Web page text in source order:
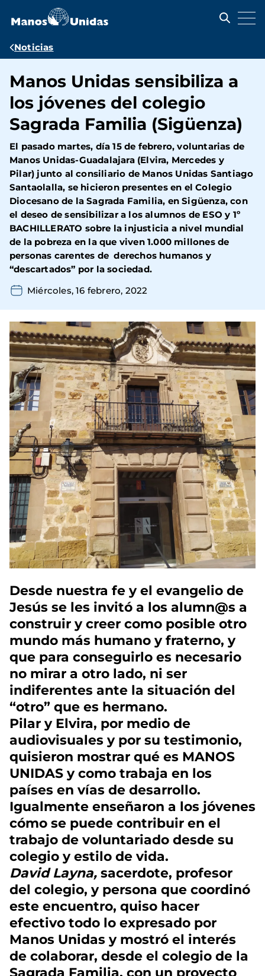
contenido
Ruta
navegación
Noticias
Manos Unidas sensibiliza a
los jóvenes del colegio
Sagrada Familia (Sigüenza)
El pasado martes, día 15 de febrero, voluntarias de
Manos Unidas-Guadalajara (Elvira, Mercedes y
Pilar) junto al consiliario de Manos Unidas Santiago
Santaolalla, se hicieron presentes en el Colegio
Diocesano de la Sagrada Familia, en Sigüenza, con
el deseo de sensibilizar a los alumnos de ESO y 1º
BACHILLERATO sobre la injusticia a nivel mundial
de la pobreza en la que viven 1.000 millones de
personas carentes de derechos humanos y
“descartados” por la sociedad.
Miércoles, 16 febrero, 2022
Desde nuestra fe y el evangelio de
Jesús se les invitó a los alumn@s a
construir y creer como posible otro
mundo más humano y fraterno, y
que para conseguirlo es necesario
no mirar a otro lado, ni ser
indiferentes ante la situación del
“otro” que es hermano.
Pilar y Elvira, por medio de
audiovisuales y por su testimonio,
quisieron mostrar qué es MANOS
UNIDAS y como trabaja en los
países en vías de desarrollo.
Igualmente enseñaron a los jóvenes
cómo se puede contribuir en el
trabajo de voluntariado desde su
colegio y estilo de vida.
David Layna, sacerdote, profesor
del colegio, y persona que coordinó
este encuentro, quiso hacer
efectivo todo lo expresado por
Manos Unidas y mostró el interés
de colaborar, desde el colegio de la
Sagrada Familia, con un proyecto